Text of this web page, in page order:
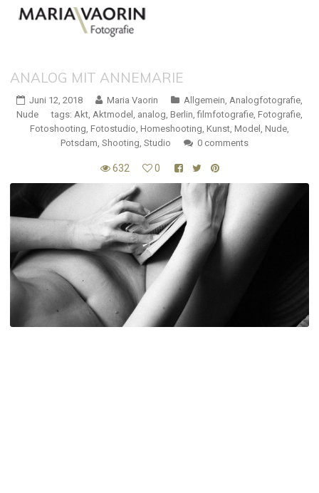
ANALOG MIT ANNEMARIE
Juni 12, 2018 Maria Vaorin Allgemein Analogfotografie
Nude
tags: Akt Aktmodel analog Berlin ,filmfotografie Fotografie
Fotoshooting Fotostudio Homeshooting Kunst Model Nude
Potsdam Shooting Studio 0 comments
632 0